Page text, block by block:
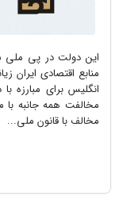
این دولت در پی ملی
منابع اقتصادی ایران
مخالفت همه جانبه با
مخالف با قانون ملی...